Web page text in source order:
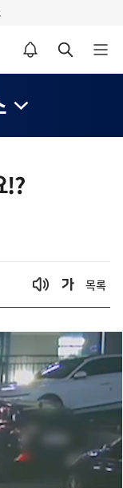
알림설정 바로가기 검색 바로가기 메뉴 열기
!?
목록